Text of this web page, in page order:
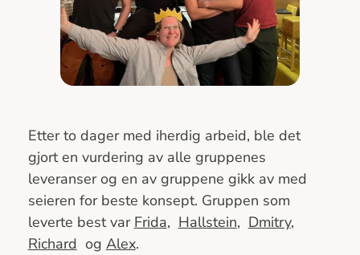
Etter to dager med iherdig arbeid, ble det
gjort en vurdering av alle gruppenes
leveranser og en av gruppene gikk av med
seieren for beste konsept. Gruppen som
leverte best var Frida, Hallstein, Dmitry,
Richard og Alex.